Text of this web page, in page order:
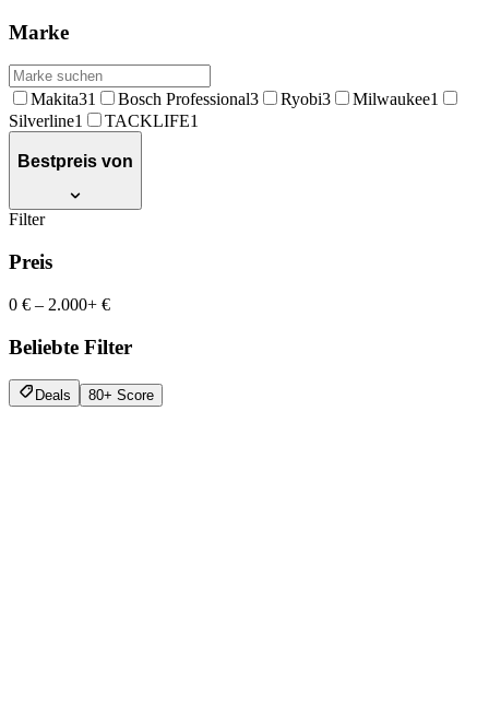
Marke
Makita31 Bosch Professional3 Ryobi3 Milwaukee1
Silverline1 TACKLIFE1
Bestpreis von
Filter
Preis
0 € – 2.000+ €
Beliebte Filter
Deals 80+ Score